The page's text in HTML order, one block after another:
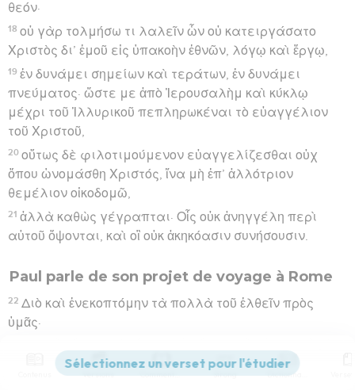
θεόν·
18 οὐ γὰρ τολμήσω τι λαλεῖν ὧν οὐ κατειργάσατο
Χριστὸς δι’ ἐμοῦ εἰς ὑπακοὴν ἐθνῶν, λόγῳ καὶ ἔργῳ,
19 ἐν δυνάμει σημείων καὶ τεράτων, ἐν δυνάμει
πνεύματος· ὥστε με ἀπὸ Ἰερουσαλὴμ καὶ κύκλῳ
μέχρι τοῦ Ἰλλυρικοῦ πεπληρωκέναι τὸ εὐαγγέλιον
τοῦ Χριστοῦ,
20 οὕτως δὲ φιλοτιμούμενον εὐαγγελίζεσθαι οὐχ
ὅπου ὠνομάσθη Χριστός, ἵνα μὴ ἐπ’ ἀλλότριον
θεμέλιον οἰκοδομῶ,
21 ἀλλὰ καθὼς γέγραπται· Οἷς οὐκ ἀνηγγέλη περὶ
αὐτοῦ ὄψονται, καὶ οἳ οὐκ ἀκηκόασιν συνήσουσιν.
Paul parle de son projet de voyage à Rome
22 Διὸ καὶ ἐνεκοπτόμην τὰ πολλὰ τοῦ ἐλθεῖν πρὸς
ὑμᾶς·
ἐπιποθίαν δὲ ἔχων τοῦ ἐλθεῖν πρὸς ὑμᾶς ἀπὸ ἱκανῶν
Versions Commentaires Strong